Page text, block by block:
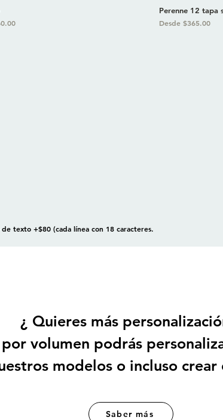
Perenne 12 tapa
Desde $365.00
Precio de oferta
texto +$80 (cada línea con 18 caracteres.
¿ Quieres más
volumen podrás
modelos o incluso crear
Saber más